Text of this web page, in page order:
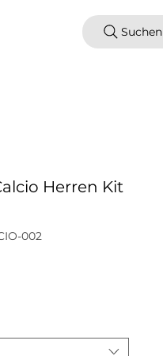
Suchen
Herren Kit
002